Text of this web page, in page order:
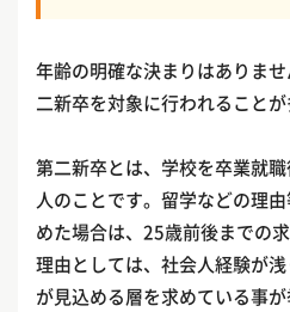
年齢の明確な決まりはありま
二新卒を対象に行われることが
第二新卒とは、学校を卒業就
人のことです。留学などの理
めた場合は、25歳前後までの
理由としては、社会人経験が
が見込める層を求めている事が